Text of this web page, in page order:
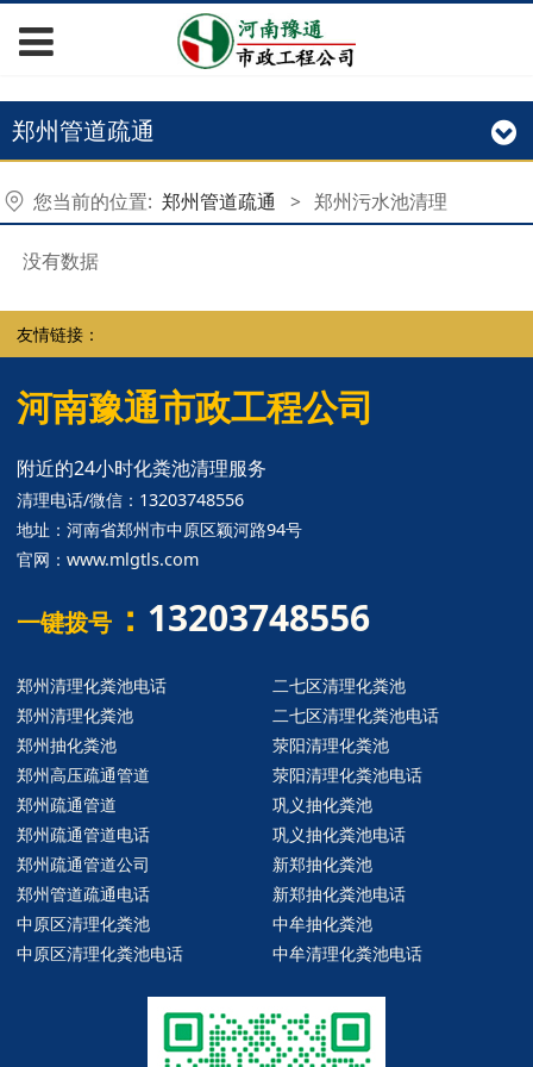
郑州管道疏通
您当前的位置: 郑州管道疏通 > 郑州污水池清理
没有数据
友情链接：
河南豫通市政工程公司
附近的24小时化粪池清理服务
清理电话/微信：13203748556
地址：河南省郑州市中原区颖河路94号
官网：www.mlgtls.com
一键拨号 ： 13203748556
郑州清理化粪池电话
郑州清理化粪池
郑州抽化粪池
郑州高压疏通管道
郑州疏通管道
郑州疏通管道电话
郑州疏通管道公司
郑州管道疏通电话
中原区清理化粪池
中原区清理化粪池电话
二七区清理化粪池
二七区清理化粪池电话
荥阳清理化粪池
荥阳清理化粪池电话
巩义抽化粪池
巩义抽化粪池电话
新郑抽化粪池
新郑抽化粪池电话
中牟抽化粪池
中牟清理化粪池电话